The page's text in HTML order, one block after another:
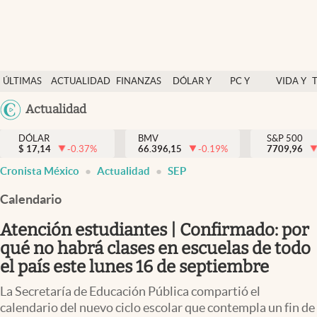
ÚLTIMAS
NOTICIAS
ACTUALIDAD
FINANZAS
DÓLAR Y
PC Y
VIDA Y
México
Actualidad
Actualidad
Finanzas y economía
Dólar y mercados
Pc y celular
Vida y estilo
Tv
DÓLAR
$ 17,14 -0.37%
BMV
66.396,15
-0.19%
S&P 500
7709,96
Cronista México Actualidad SEP
Calendario
Atención estudiantes | Confirmado: por
qué no habrá clases en escuelas de todo
el país este lunes 16 de septiembre
La Secretaría de Educación Pública compartió el
calendario del nuevo ciclo escolar que contempla un fin de